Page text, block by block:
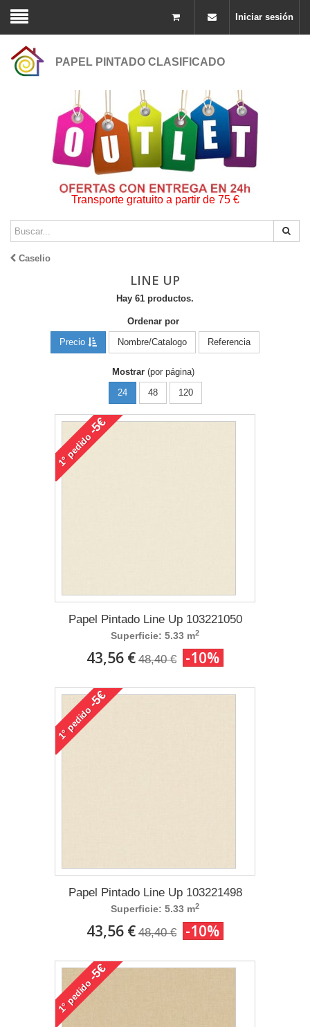
Iniciar sesión
PAPEL PINTADO CLASIFICADO
Transporte gratuito a partir de 75 €
Caselio
LINE UP
Hay 61 productos.
Ordenar por
Precio
Nombre/Catalogo Referencia
Mostrar (por página)
24
48 120
1°
pedido
-5€
Papel Pintado Line Up 103221050
Superficie: 5.33 m2
43,56 € 48,40 € -10%
1°
pedido
-5€
Papel Pintado Line Up 103221498
Superficie: 5.33 m2
43,56 € 48,40 € -10%
1°
pedido
-5€